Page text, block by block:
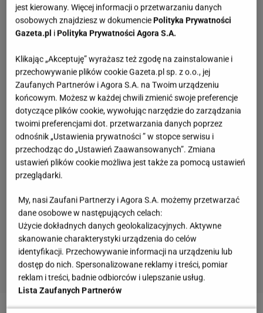
jest kierowany. Więcej informacji o przetwarzaniu danych
osobowych znajdziesz w dokumenciePolityka Prywatności
Gazeta.pl iPolityka Prywatności Agora S.A.
Klikając „Akceptuję” wyrażasz też zgodę na zainstalowanie i
przechowywanie plików cookie Gazeta.pl sp. z o.o., jej
Zaufanych Partnerów i Agora S.A. na Twoim urządzeniu
końcowym. Możesz w każdej chwili zmienić swoje preferencje
dotyczące plików cookie, wywołując narzędzie do zarządzania
twoimi preferencjami dot. przetwarzania danych poprzez
odnośnik „Ustawienia prywatności ” w stopce serwisu i
przechodząc do „Ustawień Zaawansowanych”. Zmiana
ustawień plików cookie możliwa jest także za pomocą ustawień
przeglądarki.
My, nasi Zaufani Partnerzy i Agora S.A. możemy przetwarzać
dane osobowe w następujących celach:
Użycie dokładnych danych geolokalizacyjnych. Aktywne
skanowanie charakterystyki urządzenia do celów
identyfikacji. Przechowywanie informacji na urządzeniu lub
dostęp do nich. Spersonalizowane reklamy i treści, pomiar
reklam i treści, badnie odbiorców i ulepszanie usług.
Lista Zaufanych Partnerów